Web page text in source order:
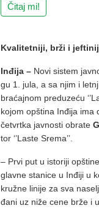
Čitaj mi!
Kvalitetniji, brži i
Inđija – No­vi si­stem
gu 1. ju­la, a sa njim i
bra­ćaj­nom pred­u­ze­ću
ko­jom op­šti­na In­đi­ja ima
če­tvrt­ka jav­no­sti obra­te
tor ‘’La­ste Sre­ma’’.
– Pr­vi put u isto­ri­ji
glav­ne sta­ni­ce u In­đi­ji u
kru­žne li­ni­je za sva
đa­ni uz ni­že ce­ne br­že i